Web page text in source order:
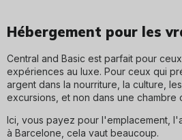
Hébergement pour les
Central and Basic est parfait pour
expériences au luxe. Pour ceux qui
argent dans la nourriture, la culture,
excursions, et non dans une chambre
Ici, vous payez pour l'emplacement,
à Barcelone, cela vaut beaucoup.